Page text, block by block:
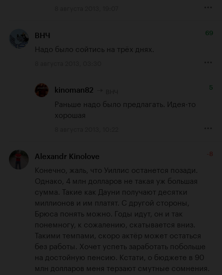
ВНЧ 69
Надо было сойтись на трёх днях.
kinoman82 5
Раньше надо было предлагать. Идея-то
хорошая
Alexandr Kinolove -8
Конечно, жаль, что Уиллис останется позади.
Однако, 4 млн долларов не такая уж большая
сумма. Такие как Дауни получают десятки
миллионов и им платят. С другой стороны,
Брюса понять можно. Годы идут, он и так
понемногу, к сожалению, скатывается вниз.
Такими темпами, скоро актёр может остаться
без работы. Хочет успеть заработать побольше
на достойную пенсию. Кстати, о бюджете в 90
млн долларов меня терзают смутные сомнения.